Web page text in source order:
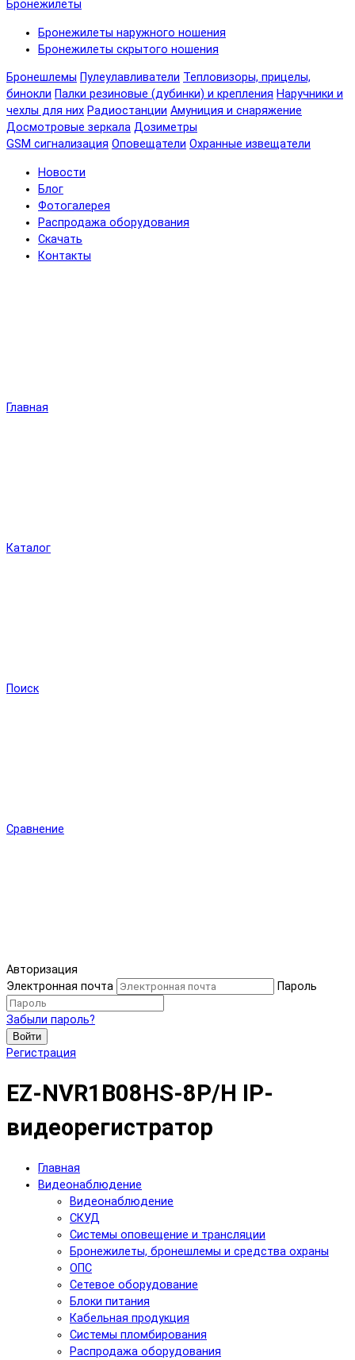
Бронежилеты
Бронежилеты наружного ношения
Бронежилеты скрытого ношения
Бронешлемы Пулеулавливатели Тепловизоры, прицелы,
бинокли Палки резиновые (дубинки) и крепления Наручники и
чехлы для них Радиостанции Амуниция и снаряжение
Досмотровые зеркала Дозиметры
GSM сигнализация Оповещатели Охранные извещатели
Новости
Блог
Фотогалерея
Распродажа оборудования
Скачать
Контакты
Главная
Каталог
Поиск
Сравнение
Авторизация
Электронная почта
Пароль
Забыли пароль?
Войти
Регистрация
EZ-NVR1B08HS-8P/H IP-
видеорегистратор
Главная
Видеонаблюдение
Видеонаблюдение
СКУД
Системы оповещение и трансляции
Бронежилеты, бронешлемы и средства охраны
ОПС
Сетевое оборудование
Блоки питания
Кабельная продукция
Системы пломбирования
Распродажа оборудования